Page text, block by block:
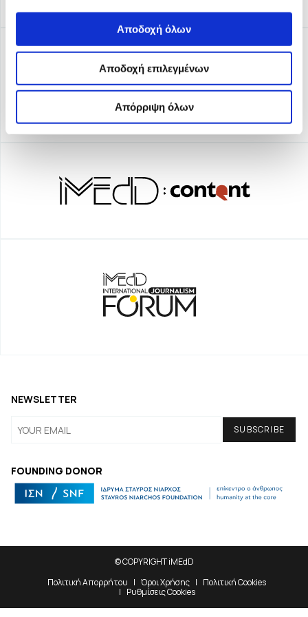
Αποδοχή όλων
Αποδοχή επιλεγμένων
Απόρριψη όλων
FOUNDING DONOR
NEWSLETTER
© COPYRIGHT iMEdD
Πολιτική Απορρήτου
Όροι Χρήσης
Πολιτική Cookies
Ρυθμίσεις Cookies